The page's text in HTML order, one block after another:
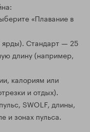
«Плавание в
ярды). Стандарт — 25
длину (например,
калориям или
и отдых).
SWOLF, длины,
и зонах пульса.